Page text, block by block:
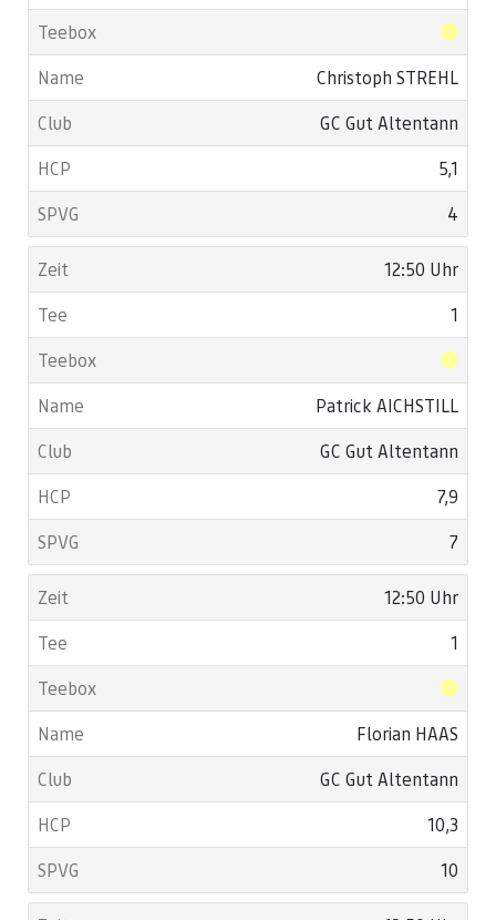
Christoph STREHL
GC Gut Altentann
5,1
4
12:50 Uhr
1
Patrick AICHSTILL
GC Gut Altentann
7,9
7
12:50 Uhr
1
Florian HAAS
GC Gut Altentann
10,3
10